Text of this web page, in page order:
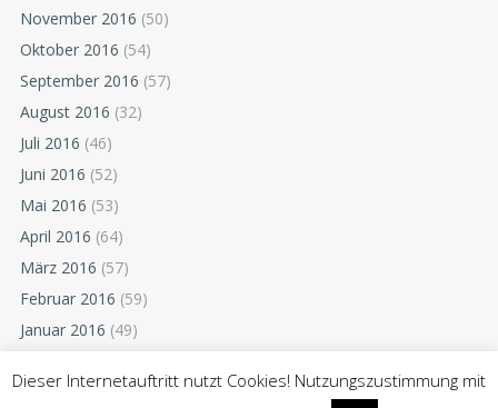
November 2016 (50)
Oktober 2016 (54)
September 2016 (57)
August 2016 (32)
Juli 2016 (46)
Juni 2016 (52)
Mai 2016 (53)
April 2016 (64)
März 2016 (57)
Februar 2016 (59)
Januar 2016 (49)
November 2015(55)
Dieser Internetauftritt nutzt Cookies! Nutzungszustimmung mit